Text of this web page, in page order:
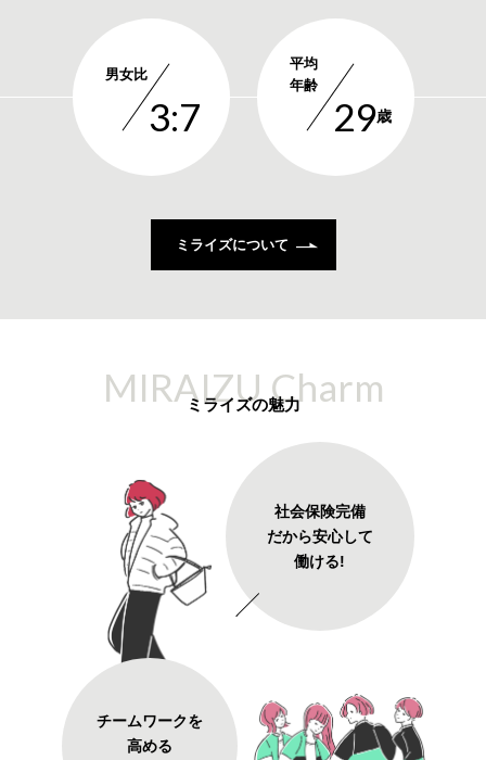
男女比
3:7
平均
年齢
29歳
ミライズについて
MIRAIZU Charm
ミライズの魅力
社会保険完備
だから安心して
働ける!
チームワークを
高める